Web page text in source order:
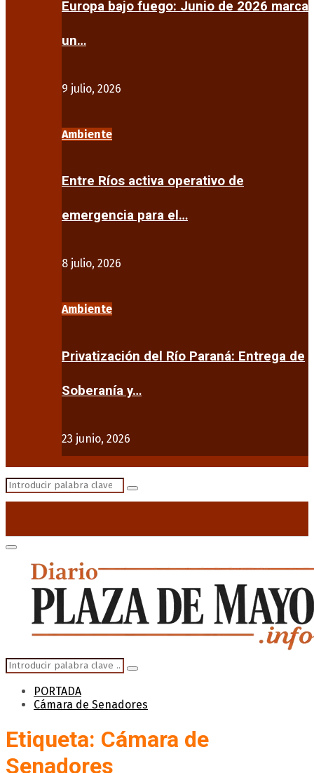
Europa bajo fuego: Junio de 2026 marca
un…
9 julio, 2026
Ambiente
Entre Ríos activa operativo de
emergencia para el…
8 julio, 2026
Ambiente
Privatización del Río Paraná: Entrega de
Soberanía y…
23 junio, 2026
Search
Search
Primary
Menu
Search
for:
Search
PORTADA
Cámara de Senadores
Etiqueta: Cámara de
Senadores